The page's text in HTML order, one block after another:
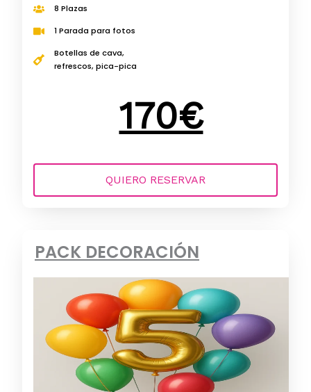
8 Plazas
1 Parada para fotos
Botellas de cava,
refrescos, pica-pica
170€
QUIERO RESERVAR
PACK DECORACIÓN